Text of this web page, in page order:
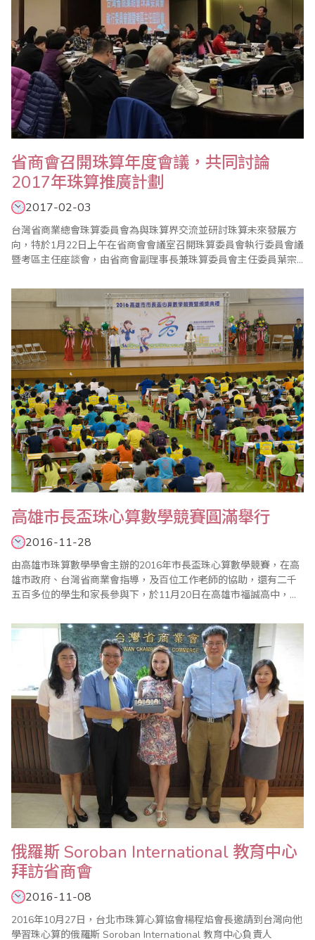
省商會召開珠算年度會議，共同討論
2017年珠算推廣計劃
2017-02-03
台灣省商業總會珠算委員會為與珠算界交流並研討珠算未來發展方
向，特於1月22日上午在省商會會議室召開珠算委員會執行委員會議
暨考區主任座談會，由省商會副理事長兼珠算委員會主任委員葉宗
顧問、執行委員及珠算心算聯合測試考區主任共同參與。 葉副理事
長在致詞中表示，在座珠算老師們長期推動珠心算數學教學有成，
紛紛加入樂齡珠算教學，也拓展海外市場，立..
高雄市長盃珠心算數學競賽圓滿舉行
2016-11-28
由高雄市珠算數學學會主辦的2016年市長盃珠心算數學競賽，在高
雄市政府、台灣省商業會指導，及百位工作老師的協助，還有二千
五百多位的學生和家長參與下，於11月20日在高雄市福誠高中，順
到樂齡長青長者們認真作答和開心得奬上台心情，都給在場的家長
和孩子們上了一課，活到老學到老；動動腦身體好。而樂齡者頒獎
下台後，家長還不斷和孩子一起給認真的..
俄羅斯 Soroban International 教育中心
拜訪省商會
2016-11-08
2016年10月27日，台北市珠算心算協會楊程焰會長邀請到台灣向他
學習珠心算的俄羅斯 Soroban International 教育中心負責人